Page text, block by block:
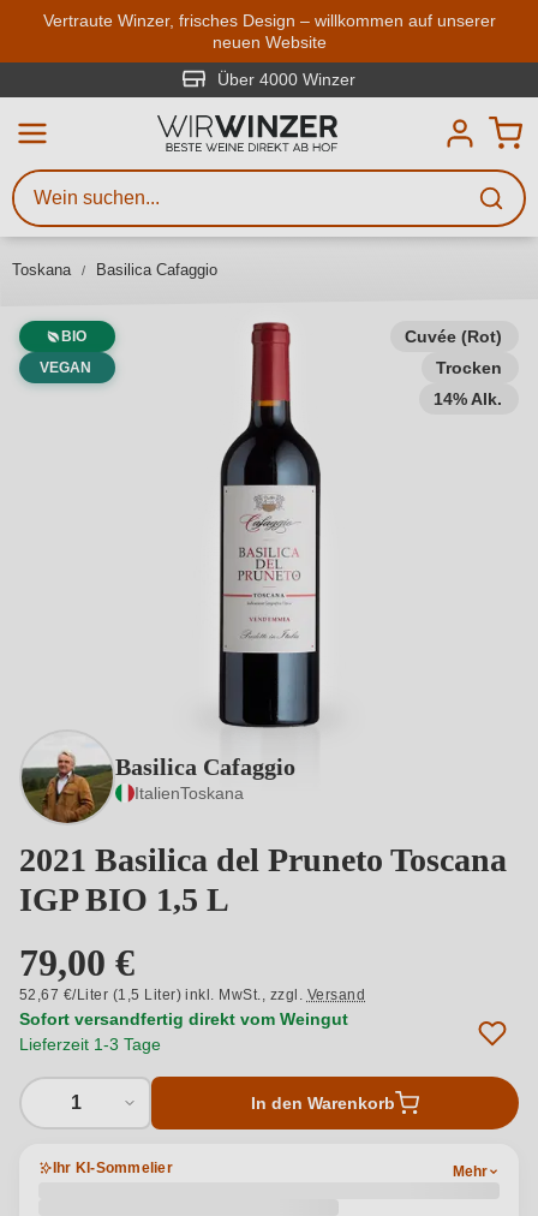
Zum Hauptinhalt springen
Vertraute Winzer, frisches Design – willkommen auf unserer
neuen Website
Über 4000 Winzer
Toskana Basilica Cafaggio
Cuvée (Rot)
Trocken
14% Alk.
BIO
VEGAN
Basilica Cafaggio
ItalienToskana
2021 Basilica del Pruneto Toscana
IGP BIO 1,5 L
79,00 €
52,67 €/Liter (1,5 Liter) inkl. MwSt., zzgl. Versand
Sofort versandfertig direkt vom Weingut
Lieferzeit 1-3 Tage
1 In den Warenkorb
Ihr KI-Sommelier Mehr
Weinsuche
Mindestens 3 Zeichen eingeben
Beschreiben Sie, welchen Wein
Sie suchen – ob nach Geschmack,
Region, Winzer oder anderen